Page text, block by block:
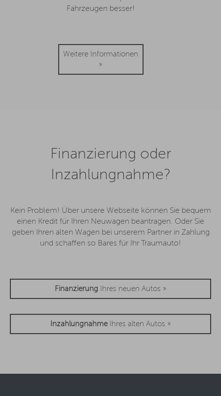
Fahrzeugen besser!
Weitere Informationen
»
Finanzierung oder
Inzahlungnahme?
Kein Problem! Über unsere Webseite können Sie bequem
einen Kredit für Ihren Neuwagen beantragen. Oder Sie
geben Ihren alten Wagen bei unserem Partner in Zahlung
und schaffen so Bares für Ihr Traumauto!
Finanzierung Ihres neuen Autos »
Inzahlungnahme Ihres alten Autos »